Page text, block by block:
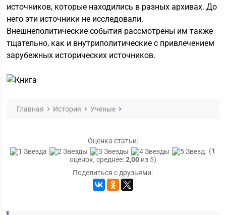
источников, которые находились в разных архивах. До
него эти источники не исследовали.
Внешнеполитические события рассмотрены им также
тщательно, как и внутриполитические с привлечением
зарубежных исторических источников.
Главная История Ученые
Оценка статьи:
(1
оценок, среднее:2,00из 5)
Поделиться с друзьями: